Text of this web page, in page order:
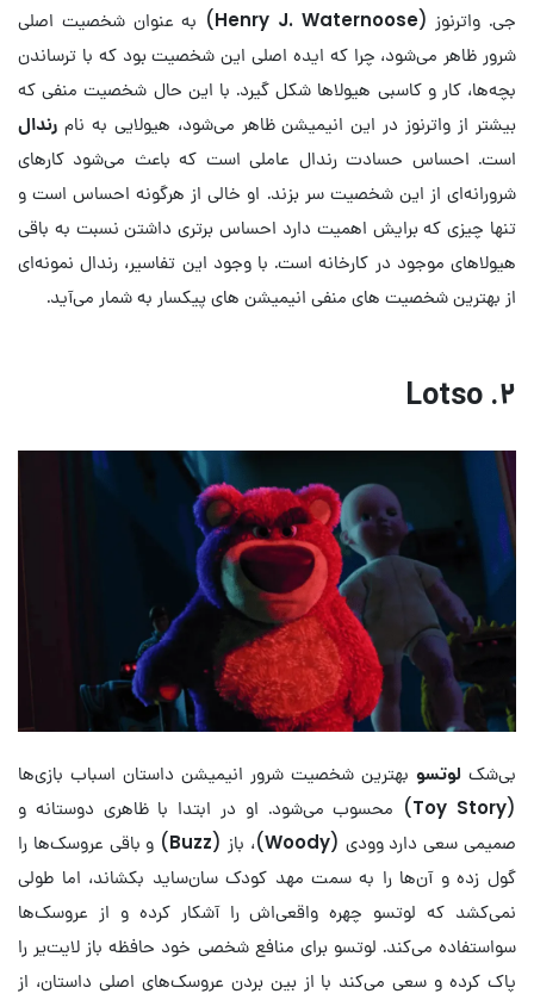
جی. واترنوز (Henry J. Waternoose) به عنوان شخصیت اصلی
شرور ظاهر می‌شود، چرا که ایده اصلی این شخصیت بود که با ترساندن
بچه‌ها، کار و کاسبی هیولاها شکل گیرد. با این حال شخصیت منفی که
بیشتر از واترنوز در این انیمیشن ظاهر می‌شود، هیولایی به نام رندال
است. احساس حسادت رندال عاملی است که باعث می‌شود کارهای
شرورانه‌ای از این شخصیت سر بزند. او خالی از هرگونه احساس است و
تنها چیزی که برایش اهمیت دارد احساس برتری داشتن نسبت به باقی
هیولاهای موجود در کارخانه است. با وجود این تفاسیر، رندال نمونه‌ای
از بهترین شخصیت های منفی انیمیشن های پیکسار به شمار می‌آید.
۲. Lotso
بی‌شک لوتسو بهترین شخصیت شرور انیمیشن داستان اسباب بازی‌‌ها
(
Toy Story) محسوب می‌شود. او در ابتدا با ظاهری دوستانه و
صمیمی سعی دارد وودی (Woody)، باز (Buzz) و باقی عروسک‌ها را
گول زده و آن‌ها را به سمت مهد کودک سان‌ساید بکشاند، اما طولی
نمی‌کشد که لوتسو چهره واقعی‌اش را آشکار کرده و از عروسک‌ها
سواستفاده می‌کند. لوتسو برای منافع شخصی خود حافظه باز لایت‌یر را
پاک کرده و سعی می‌کند با از بین بردن عروسک‌های اصلی داستان، از